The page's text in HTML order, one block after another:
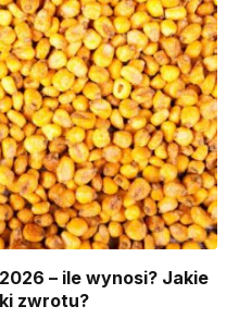
– ile wynosi? Jakie
zwrotu?